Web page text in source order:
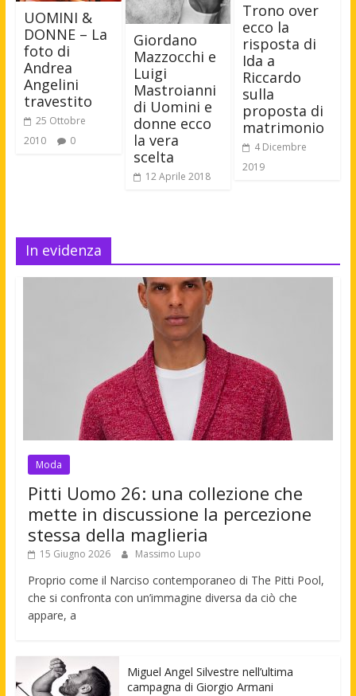
UOMINI &
DONNE – La
foto di
Andrea
Angelini
travestito
25 Ottobre
2010
0
Giordano
Mazzocchi e
Luigi
Mastroianni
di Uomini e
donne ecco
la vera
scelta
12 Aprile 2018
Trono over
ecco la
risposta di
Ida a
Riccardo
sulla
proposta di
matrimonio
4 Dicembre
2019
In evidenza
Moda
Pitti Uomo 26: una collezione che
mette in discussione la percezione
stessa della maglieria
15 Giugno 2026 Massimo Lupo
Proprio come il Narciso contemporaneo di The Pitti Pool,
che si confronta con un’immagine diversa da ciò che
appare, a
Miguel Angel Silvestre nell’ultima
campagna di Giorgio Armani